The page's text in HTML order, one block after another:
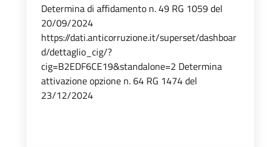
Determina di affidamento n. 49 RG 1059 del
20/09/2024
https://dati.anticorruzione.it/superset/dashboar
d/dettaglio_cig/?
cig=B2EDF6CE19&standalone=2 Determina
attivazione opzione n. 64 RG 1474 del
23/12/2024